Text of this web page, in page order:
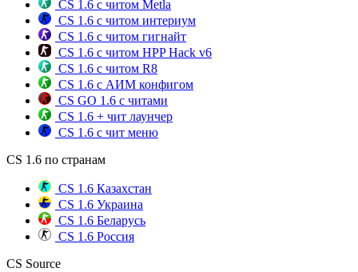
CS 1.6 с читом Metla
CS 1.6 с читом интериум
CS 1.6 с читом гигнайт
CS 1.6 с читом HPP Hack v6
CS 1.6 с читом R8
CS 1.6 с АИМ конфигом
CS GO 1.6 с читами
CS 1.6 + чит лаунчер
CS 1.6 с чит меню
CS 1.6 по странам
CS 1.6 Казахстан
CS 1.6 Украина
CS 1.6 Беларусь
CS 1.6 Россия
CS Source